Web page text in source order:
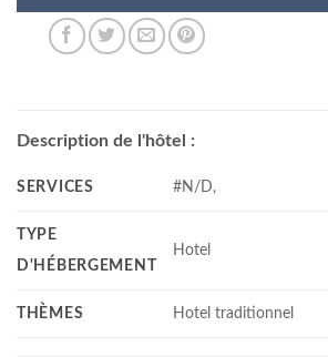
Description de l'hôtel :
SERVICES #N/D,
TYPE
D'HÉBERGEMENT
Hotel
THÈMES Hotel traditionnel